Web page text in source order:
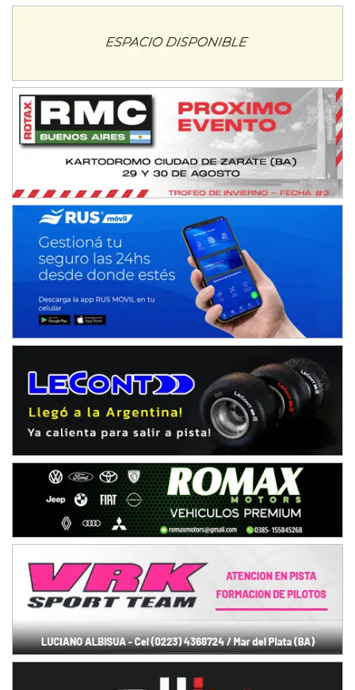
Juan Navarro (Asfalto)
COBERTURA ESPECIAL DE E-KART.COM.AR
IAME SERIES ARGENTINA 6
Ramiro Tot (Asfalto)
Baradero (Buenos Aires)
KDO - F6
Ciudad de Trenque Lauquen (Asfalto)
Trenque Lauquen (Buenos Aires)
ENTRERRIANO - F6 (POSTERGADA)
Parque de la Velocidad (Asfalto)
Villaguay (Entre Ríos)
VICTORIENSE - F7
Victoria (Entre Ríos)
Moto Club Reginense (Tierra)
CSK - F7
Juventud Unida (Tierra)
Humboldt (Santa Fe)
Ciudad de Avellaneda (Asfalto)
Avellaneda (Santa Fe)
SUR SANTAFESINO - F4
José Samuel Sánchez (Tierra)
TUCUMANO - F5
Juan Navarro (Asfalto)
El Timbó (Tucumán)